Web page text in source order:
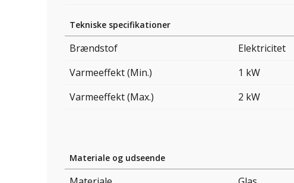
Tekniske specifikationer
Brændstof
Elektricitet
Varmeeffekt (Min.)
1 kW
Varmeeffekt (Max.)
2 kW
Materiale og udseende